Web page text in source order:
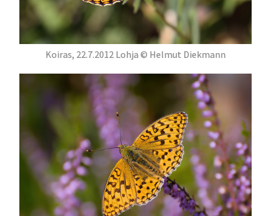
Koiras, 22.7.2012 Lohja © Helmut Diekmann